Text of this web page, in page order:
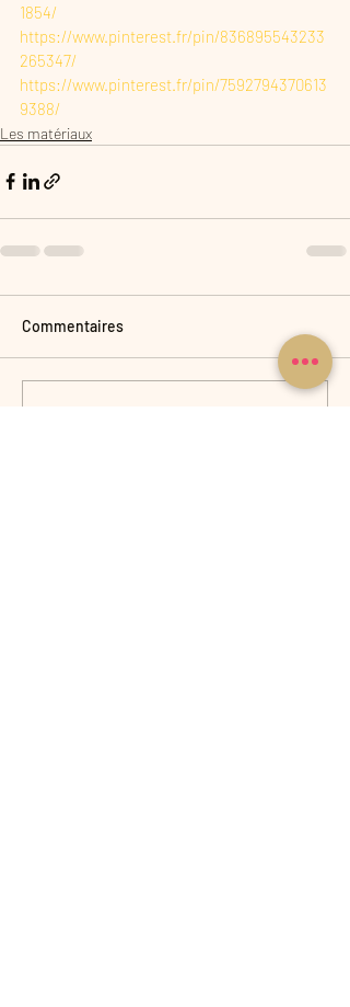
1854/
https://www.pinterest.fr/pin/836895543233
265347/
https://www.pinterest.fr/pin/7592794370613
9388/
Les matériaux
Commentaires